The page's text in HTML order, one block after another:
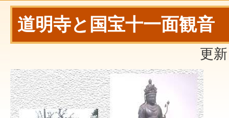
道明寺と国宝十一面観音
更